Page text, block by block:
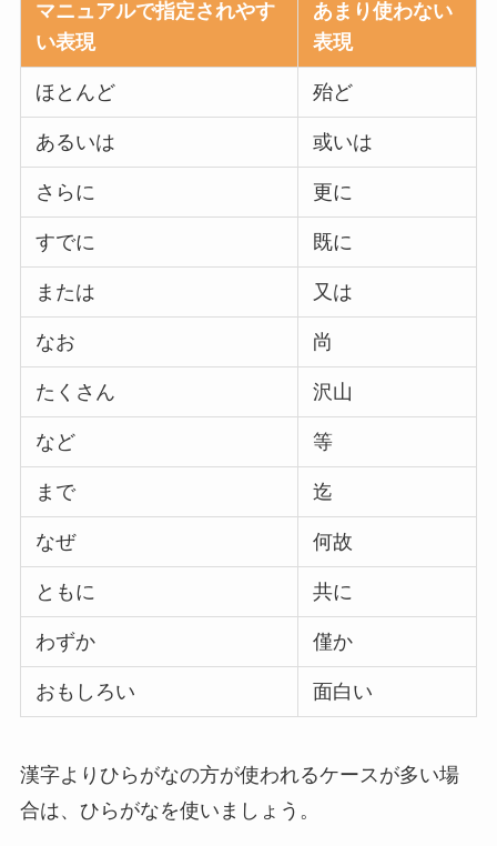
マニュアルで指定されやす
い表現
あまり使わない
表現
ほとんど 殆ど
あるいは 或いは
さらに 更に
すでに 既に
または 又は
なお 尚
たくさん 沢山
など 等
まで 迄
なぜ 何故
ともに 共に
わずか 僅か
おもしろい 面白い
漢字よりひらがなの方が使われるケースが多い場
合は、ひらがなを使いましょう。